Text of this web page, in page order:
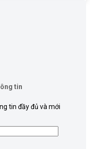
tin
tin đầy đủ và mới